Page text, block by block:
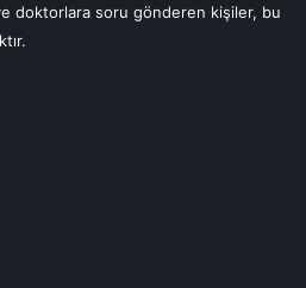
doktorlara soru gönderen kişiler, bu